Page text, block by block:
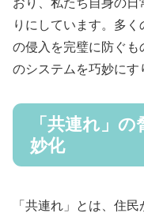
りにしています。多
の侵入を完璧に防ぐ
のシステムを巧妙にす
「共連れ」
妙化
「共連れ」とは、住